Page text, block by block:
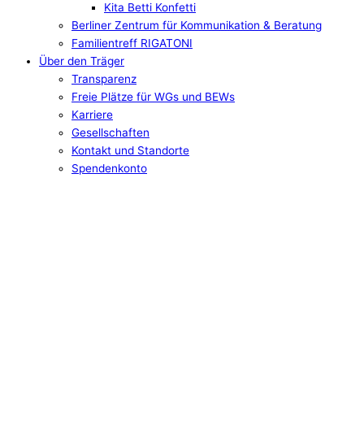
Kita Betti Konfetti
Berliner Zentrum für Kommunikation & Beratung
Familientreff RIGATONI
Über den Träger
Transparenz
Freie Plätze für WGs und BEWs
Karriere
Gesellschaften
Kontakt und Standorte
Spendenkonto